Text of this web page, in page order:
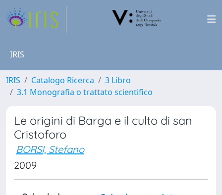
IRIS
IRIS Catalogo Ricerca
3 Libro
3.1 Monografia o trattato scientifico
Le origini di Barga e il culto di san
Cristoforo
BORSI, Stefano
2009